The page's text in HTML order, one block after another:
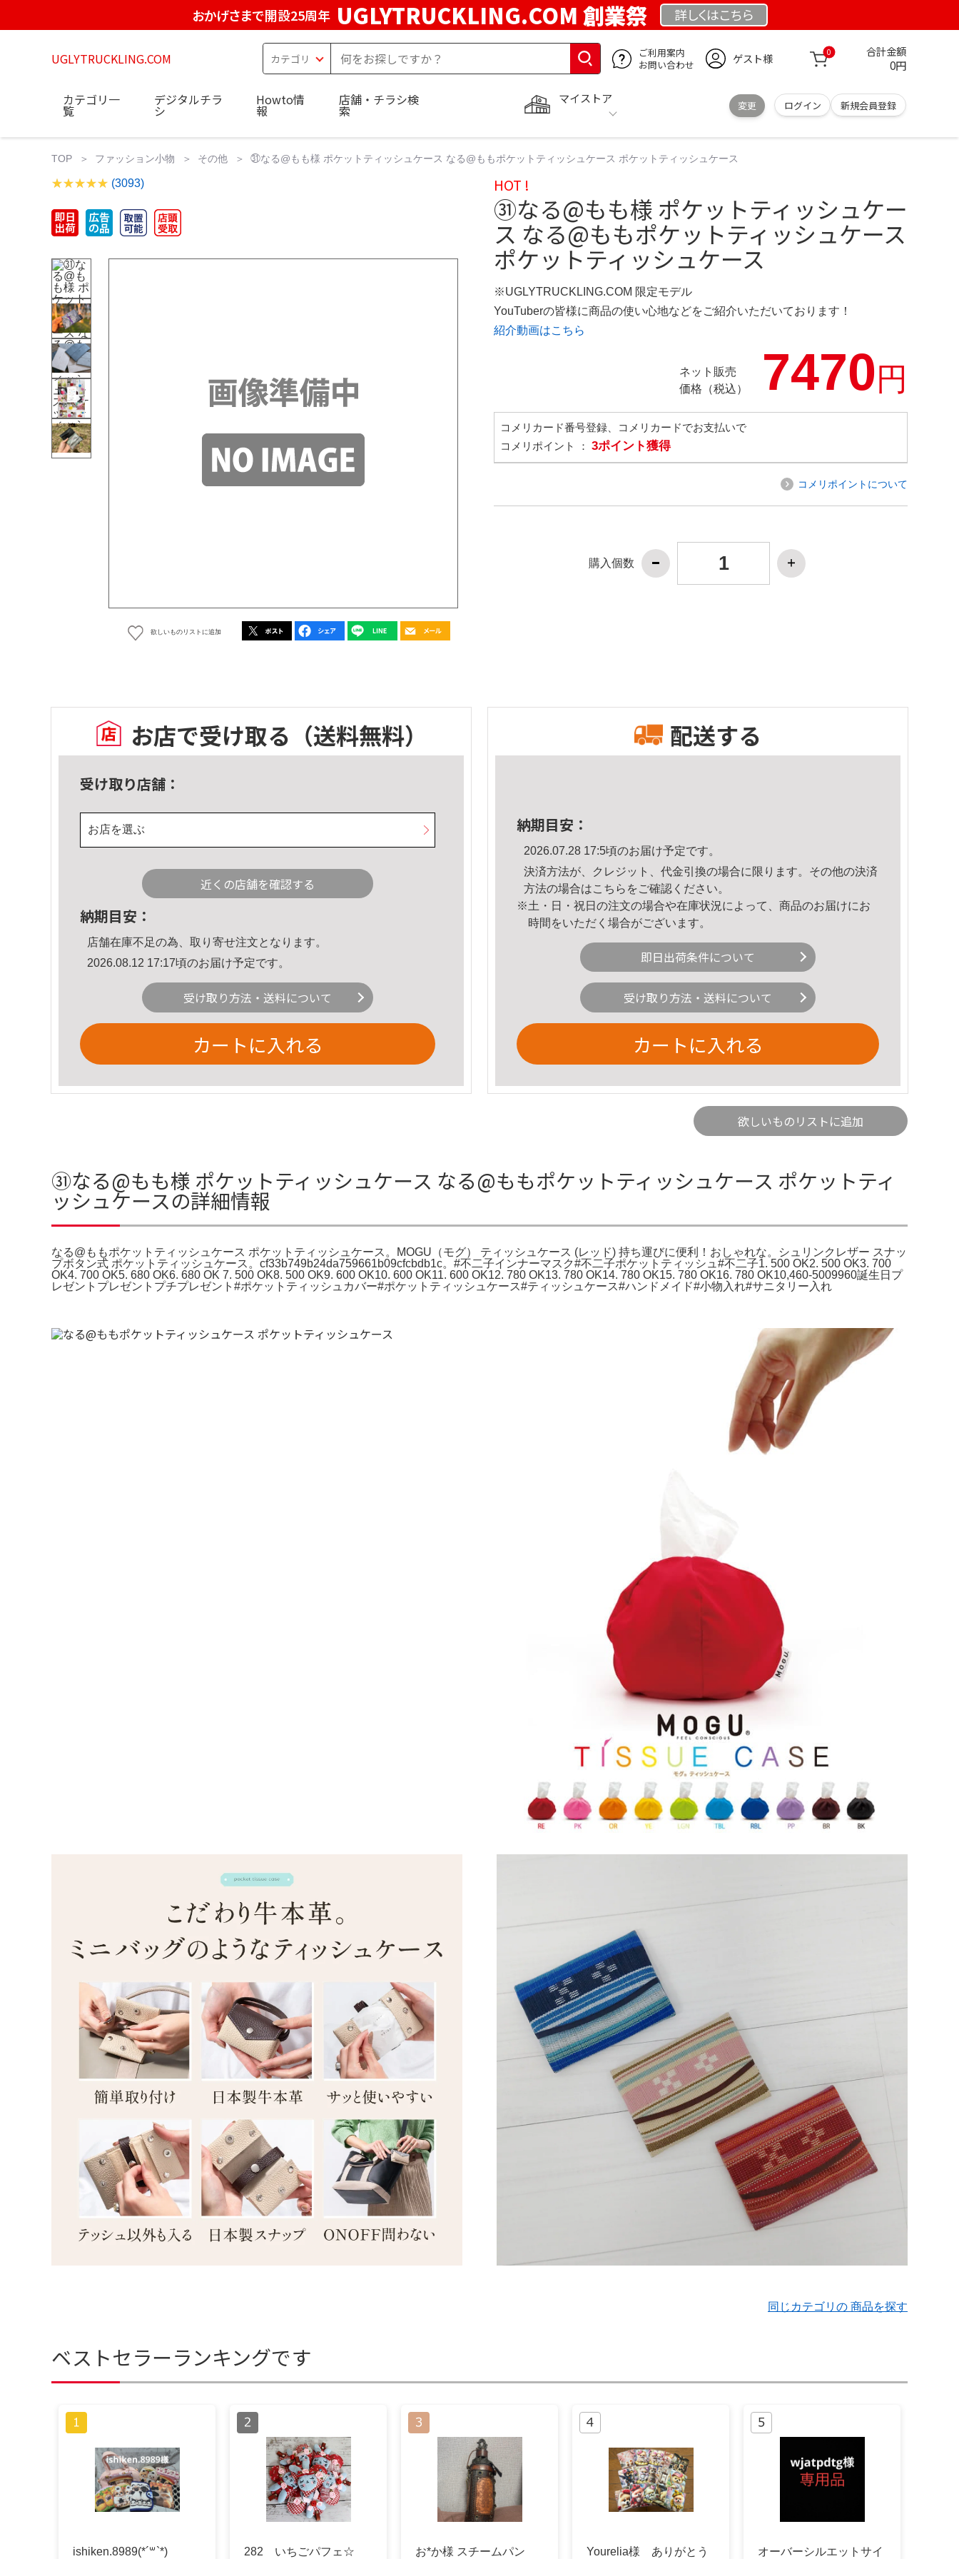
おかげさまで開設25周年 UGLYTRUCKLING.COM 創業祭 詳しくはこちら
UGLYTRUCKLING.COM
ご利用案内
お問い合わせ
ゲスト様 0 合計金額
0円
マイストア
変更 ログイン 新規会員登録
カテゴリ一
覧
デジタルチラ
シ
Howto情
報
店舗・チラシ検
索
TOP ファッション小物 その他 ㉛なる@もも様 ポケットティッシュケース なる@ももポケットティッシュケース ポケットティッシュケース
(3093)
欲しいものリストに追加
HOT !
㉛なる@もも様 ポケットティッシュケー
ス なる@ももポケットティッシュケース
ポケットティッシュケース
※UGLYTRUCKLING.COM 限定モデル
YouTuberの皆様に商品の使い心地などをご紹介いただいております！
紹介動画はこちら
ネット販売
価格（税込）
7470円
コメリカード番号登録、コメリカードでお支払いで
コメリポイント ： 3ポイント獲得
コメリポイントについて
購入個数
お店で受け取る （送料無料）
受け取り店舗：
お店を選ぶ
近くの店舗を確認する
納期目安：
店舗在庫不足の為、取り寄せ注文となります。
2026.08.12 17:17頃のお届け予定です。
受け取り方法・送料について
カートに入れる
配送する
納期目安：
2026.07.28 17:5頃のお届け予定です。
決済方法が、クレジット、代金引換の場合に限ります。その他の決済
方法の場合はこちら をご確認ください。
※土・日・祝日の注文の場合や在庫状況によって、商品のお届けにお
時間をいただく場合がございます。
即日出荷条件について
受け取り方法・送料について
カートに入れる
欲しいものリストに追加
㉛なる@もも様 ポケットティッシュケース なる@ももポケットティッシュケース ポケットティ
ッシュケースの詳細情報
なる@ももポケットティッシュケース ポケットティッシュケース。MOGU（モグ） ティッシュケース (レッド) 持ち運びに便利！おしゃれな。シュリンクレザー スナッ
プボタン式 ポケットティッシュケース。cf33b749b24da759661b09cfcbdb1c。#不二子インナーマスク#不二子ポケットティッシュ#不二子1. 500 OK2. 500 OK3. 700
OK4. 700 OK5. 680 OK6. 680 OK 7. 500 OK8. 500 OK9. 600 OK10. 600 OK11. 600 OK12. 780 OK13. 780 OK14. 780 OK15. 780 OK16. 780 OK10,460-5009960誕生日プ
レゼントプレゼントプチプレゼント#ポケットティッシュカバー#ポケットティッシュケース#ティッシュケース#ハンドメイド#小物入れ#サニタリー入れ
同じカテゴリの 商品を探す
ベストセラーランキングです
ishiken.8989(*´꒳`*) 282 いちごパフェ☆ お*か様 スチームパン Yourelia様 ありがとう オーバーシルエットサイ